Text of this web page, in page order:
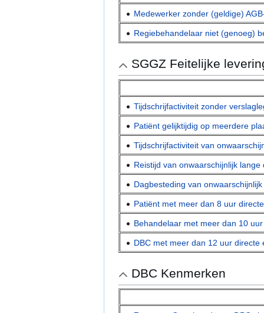
Medewerker zonder (geldige)
Regiebehandelaar niet (genoeg)
SGGZ Feitelijke
Tijdschrijfactiviteit zonder
Patiënt gelijktijdig op meerdere
Tijdschrijfactiviteit van
Reistijd van onwaarschijnlijk
Dagbesteding van
Patiënt met meer dan 8 uur
Behandelaar met meer dan 10
DBC met meer dan 12 uur
DBC Kenmerken